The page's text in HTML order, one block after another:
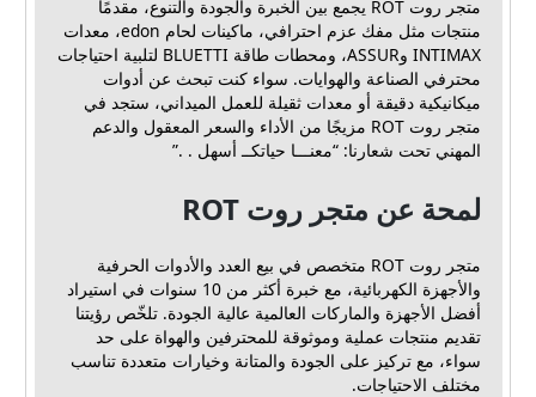
متجر روت ROT يجمع بين الخبرة والجودة والتنوع، مقدمًا
منتجات مثل مفك عزم احترافي، ماكينات لحام edon، معدات
INTIMAX وASSUR، ومحطات طاقة BLUETTI لتلبية احتياجات
محترفي الصناعة والهوايات. سواء كنت تبحث عن أدوات
ميكانيكية دقيقة أو معدات ثقيلة للعمل الميداني، ستجد في
متجر روت ROT مزيجًا من الأداء والسعر المعقول والدعم
المهني تحت شعارنا: “معنـــا حياتكــ أسهل . .”
لمحة عن متجر روت ROT
متجر روت ROT متخصص في بيع العدد والأدوات الحرفية
والأجهزة الكهربائية، مع خبرة أكثر من 10 سنوات في استيراد
أفضل الأجهزة والماركات العالمية عالية الجودة. تلخّص رؤيتنا
تقديم منتجات عملية وموثوقة للمحترفين والهواة على حد
سواء، مع تركيز على الجودة والمتانة وخيارات متعددة تناسب
مختلف الاحتياجات.